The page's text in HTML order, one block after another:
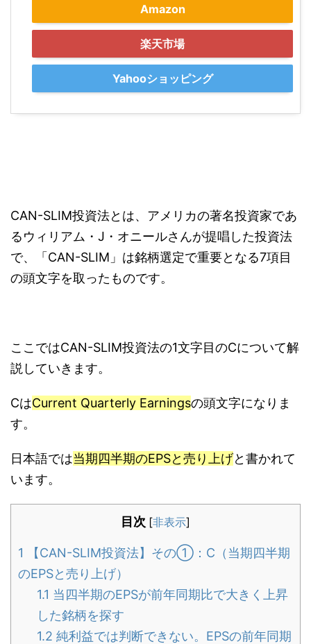
Amazon
楽天市場
Yahooショッピング
CAN-SLIM投資法とは、アメリカの著名投資家であ
るウィリアム・J・オニールさんが提唱した投資法
で、「CAN-SLIM」は銘柄選定で重要となる7項目
の頭文字を取ったものです。
ここではCAN-SLIM投資法の1文字目のCについて解
説していきます。
CはCurrent Quarterly Earningsの頭文字になりま
す。
日本語では当期四半期のEPSと売り上げと書かれて
います。
目次 [非表示]
1 【CAN-SLIM投資法】その①：C（当期四半期
のEPSと売り上げ）
1.1 当四半期のEPSが前年同期比で大きく上昇
した銘柄を探す
1.2 純利益では判断できない。EPSの前年同期